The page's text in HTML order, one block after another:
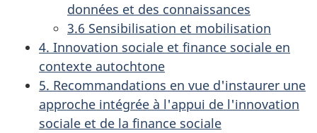
données et des connaissances
3.6 Sensibilisation et mobilisation
4. Innovation sociale et finance sociale en
contexte autochtone
5. Recommandations en vue d'instaurer une
approche intégrée à l'appui de l'innovation
sociale et de la finance sociale